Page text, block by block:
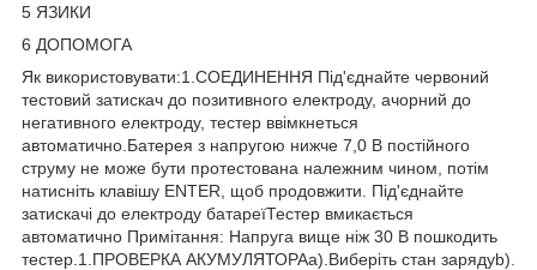
5 ЯЗИКИ
6 ДОПОМОГА
Як використовувати:1.СОЕДИНЕННЯ Під'єднайте червоний
тестовий затискач до позитивного електроду, ачорний до
негативного електроду, тестер ввімкнеться
автоматично.Батерея з напругою нижче 7,0 В постійного
струму не може бути протестована належним чином, потім
натисніть клавішу ENTER, щоб продовжити. Під'єднайте
затискачі до електроду батареїТестер вмикається
автоматично Примітання: Напруга вище ніж 30 В пошкодить
тестер.1.ПРОВЕРКА АКУМУЛЯТОРАa).Виберіть стан зарядуb).